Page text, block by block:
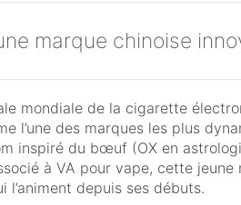
marque chinoise
mondiale de la cigarette
l’une des marques les plus
inspiré du bœuf (OX en
à VA pour vape, cette jeune
depuis ses débuts.